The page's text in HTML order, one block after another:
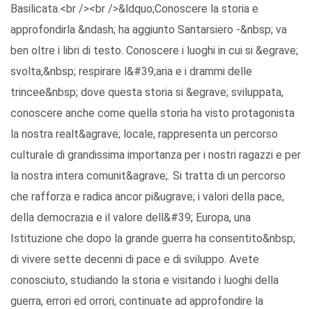
Basilicata.<br /><br />&ldquo;Conoscere la storia e
approfondirla &ndash; ha aggiunto Santarsiero -&nbsp; va
ben oltre i libri di testo. Conoscere i luoghi in cui si &egrave;
svolta,&nbsp; respirare l&#39;aria e i drammi delle
trincee&nbsp; dove questa storia si &egrave; sviluppata,
conoscere anche come quella storia ha visto protagonista
la nostra realt&agrave; locale, rappresenta un percorso
culturale di grandissima importanza per i nostri ragazzi e per
la nostra intera comunit&agrave;. Si tratta di un percorso
che rafforza e radica ancor pi&ugrave; i valori della pace,
della democrazia e il valore dell&#39; Europa, una
Istituzione che dopo la grande guerra ha consentito&nbsp;
di vivere sette decenni di pace e di sviluppo. Avete
conosciuto, studiando la storia e visitando i luoghi della
guerra, errori ed orrori, continuate ad approfondire la